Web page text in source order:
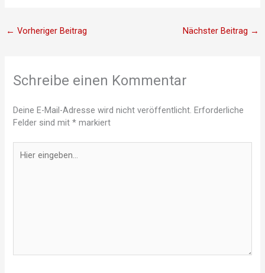
← Vorheriger Beitrag Nächster Beitrag →
Schreibe einen Kommentar
Deine E-Mail-Adresse wird nicht veröffentlicht. Erforderliche
Felder sind mit* markiert
eingeben…